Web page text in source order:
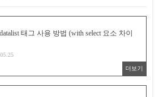
태그 사용 방법 (with select 요소 차이
더보기